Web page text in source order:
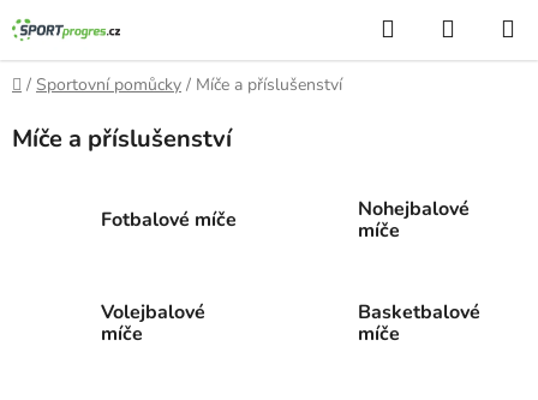
Přejít
na
obsah
Hledat
KOŠÍK
Domů
/ Sportovní pomůcky / Míče a příslušenství
Míče a příslušenství
Fotbalové míče
Nohejbalové
míče
Volejbalové
míče
Basketbalové
míče